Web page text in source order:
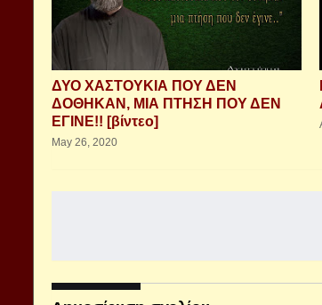
ΔΥΟ ΧΑΣΤΟΥΚΙΑ ΠΟΥ ΔΕΝ
ΔΟΘΗΚΑΝ, ΜΙΑ ΠΤΗΣΗ ΠΟΥ ΔΕΝ
ΕΓΙΝΕ!! [βίντεο]
May 26, 2020